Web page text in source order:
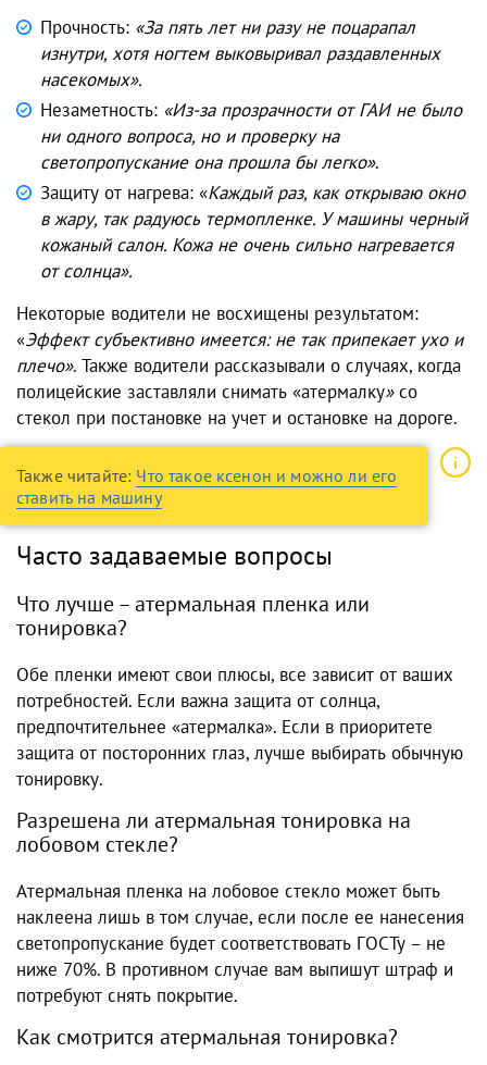
Прочность: «За пять лет ни разу не поцарапал
изнутри, хотя ногтем выковыривал раздавленных
насекомых».
Незаметность: «Из-за прозрачности от ГАИ не было
ни одного вопроса, но и проверку на
светопропускание она прошла бы легко».
Защиту от нагрева: «Каждый раз, как открываю окно
в жару, так радуюсь термопленке. У машины черный
кожаный салон. Кожа не очень сильно нагревается
от солнца».
Некоторые водители не восхищены результатом:
«Эффект субъективно имеется: не так припекает ухо и
плечо». Также водители рассказывали о случаях, когда
полицейские заставляли снимать «атермалку»со
стекол при постановке на учет и остановке на дороге.
Также читайте: Что такое ксенон и можно ли его
ставить на машину
Часто задаваемые вопросы
Что лучше – атермальная пленка или
тонировка?
Обе пленки имеют свои плюсы, все зависит от ваших
потребностей. Если важна защита от солнца,
предпочтительнее «атермалка». Если в приоритете
защита от посторонних глаз, лучше выбирать обычную
тонировку.
Разрешена ли атермальная тонировка на
лобовом стекле?
Атермальная пленка на лобовое стекло может быть
наклеена лишь в том случае, если после ее нанесения
светопропускание будет соответствовать ГОСТу – не
ниже 70%. В противном случае вам выпишут штраф и
потребуют снять покрытие.
Как смотрится атермальная тонировка?